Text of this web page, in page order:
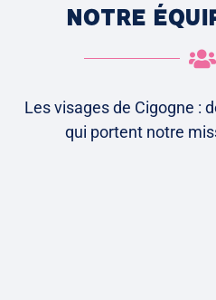
NOTRE

Les visages de Cigogne :
qui portent notre